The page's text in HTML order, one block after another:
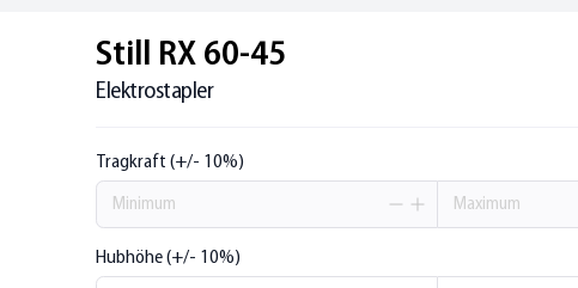
Still RX 60-45
Elektrostapler
Tragkraft (+/- 10%)
Minimum Maximum
Hubhöhe (+/- 10%)